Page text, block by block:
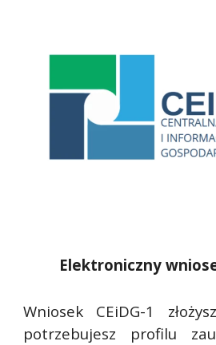
Elektroniczny
Wniosek CEiDG-1
potrzebujesz profilu